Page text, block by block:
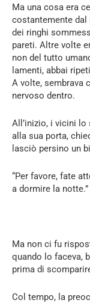
Ma una cosa era
costantemente dal
dei ringhi
pareti. Altre volte
non del tutto
lamenti, abbai
A volte, sembrava
nervoso dentro.
All’inizio, i vicini
alla sua porta,
lasciò persino un
“Per favore, fate
a dormire la notte.”
Ma non ci fu
quando lo faceva,
prima di
Col tempo, la